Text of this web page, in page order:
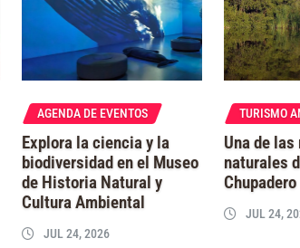
AGENDA DE EVENTOS
Explora la ciencia y la
biodiversidad en el Museo
de Historia Natural y
Cultura Ambiental
JUL 24, 2026
TURISMO
Una de
naturales
Chupadero
JUL 24,